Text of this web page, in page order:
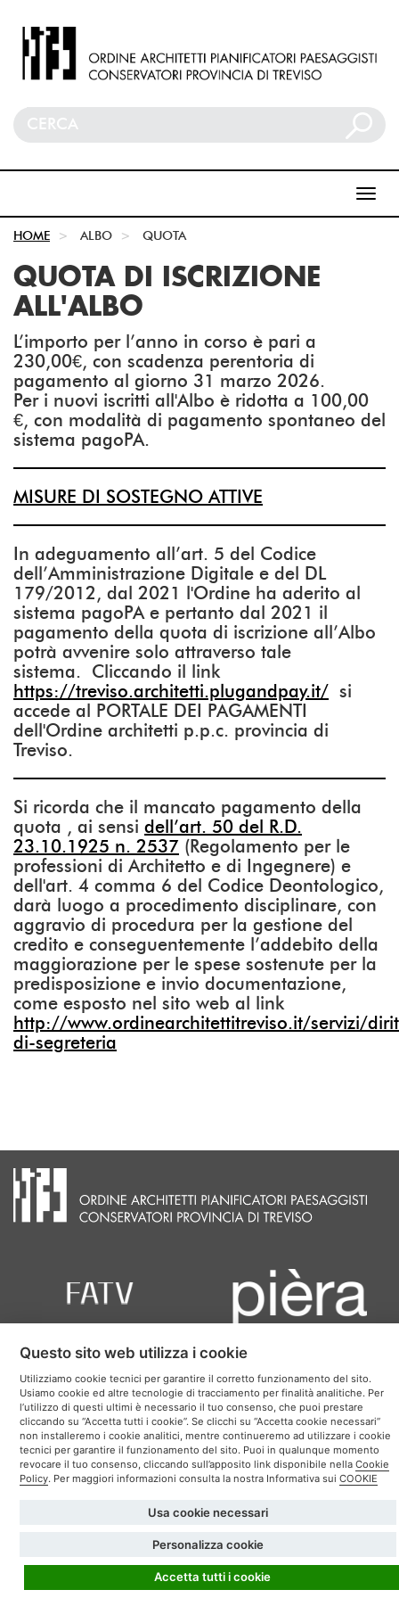
HOME ALBO QUOTA
QUOTA DI ISCRIZIONE
ALL'ALBO
L’importo per l’anno in corso è pari a
230,00€, con scadenza perentoria di
pagamento al giorno 31 marzo 2026.
Per i nuovi iscritti all'Albo è ridotta a 100,00
€, con modalità di pagamento spontaneo del
sistema pagoPA.
MISURE DI SOSTEGNO ATTIVE
In adeguamento all’art. 5 del Codice
dell’Amministrazione Digitale e del DL
179/2012, dal 2021 l'Ordine ha aderito al
sistema pagoPA e pertanto dal 2021 il
pagamento della quota di iscrizione all’Albo
potrà avvenire solo attraverso tale
sistema. Cliccando il link
https://treviso.architetti.plugandpay.it/ si
accede al PORTALE DEI PAGAMENTI
dell'Ordine architetti p.p.c. provincia di
Treviso.
Si ricorda che il mancato pagamento della
quota , ai sensi dell’art. 50 del R.D.
23.10.1925 n. 2537 (Regolamento per le
professioni di Architetto e di Ingegnere) e
dell'art. 4 comma 6 del Codice Deontologico,
darà luogo a procedimento disciplinare, con
aggravio di procedura per la gestione del
credito e conseguentemente l’addebito della
maggiorazione per le spese sostenute per la
predisposizione e invio documentazione,
come esposto nel sito web al link
http://www.ordinearchitettitreviso.it/servizi/
di-segreteria
PIAZZA DELLE ISTITUZIONI RAMO H, 31100 TREVISO
TEL:0422591885
E-MAIL:architetti@treviso.archiworld.it
PEC: oappc.treviso@archiworldpec.it
Questo sito web utilizza i cookie
Utilizziamo cookie tecnici per garantire il corretto funzionamento del sito.
Usiamo cookie ed altre tecnologie di tracciamento per finalità analitiche. Per
l’utilizzo di questi ultimi è necessario il tuo consenso, che puoi prestare
cliccando su “Accetta tutti i cookie”. Se clicchi su “Accetta cookie necessari”
non installeremo i cookie analitici, mentre continueremo ad utilizzare i cookie
tecnici per garantire il funzionamento del sito. Puoi in qualunque momento
revocare il tuo consenso, cliccando sull’apposito link disponibile nellaCookie
Policy. Per maggiori informazioni consulta la nostra Informativa suiCOOKIE
Usa cookie necessari
Personalizza cookie
Accetta tutti i cookie